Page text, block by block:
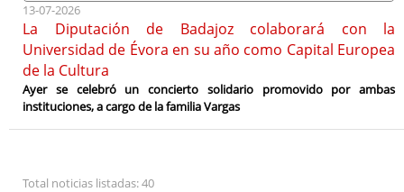
13-07-2026
La Diputación de Badajoz colaborará con la
Universidad de Évora en su año como Capital Europea
de la Cultura
Ayer se celebró un concierto solidario promovido por ambas
instituciones, a cargo de la familia Vargas
Total noticias listadas: 40